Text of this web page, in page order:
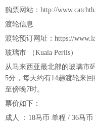
购票网站：http://
渡轮信息
渡轮预订网址：https://
玻璃市 （Kuala Perlis）
从马来西亚最北部的玻璃市
5分，每天约有14趟渡轮来
至傍晚7时。
票价如下：
成人 ：18马币 单程 / 36马币